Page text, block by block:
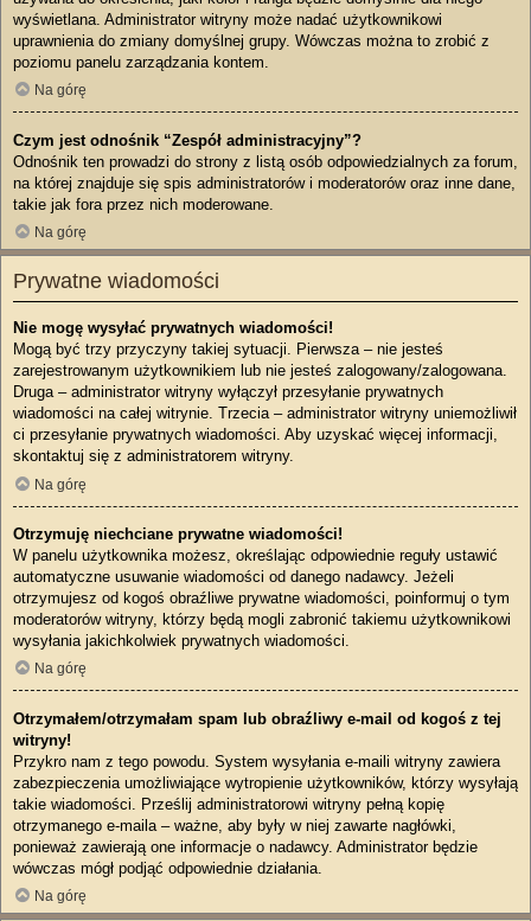
wyświetlana. Administrator witryny może nadać użytkownikowi
uprawnienia do zmiany domyślnej grupy. Wówczas można to zrobić z
poziomu panelu zarządzania kontem.
Na górę
Czym jest odnośnik “Zespół administracyjny”?
Odnośnik ten prowadzi do strony z listą osób odpowiedzialnych za forum,
na której znajduje się spis administratorów i moderatorów oraz inne dane,
takie jak fora przez nich moderowane.
Na górę
Prywatne wiadomości
Nie mogę wysyłać prywatnych wiadomości!
Mogą być trzy przyczyny takiej sytuacji. Pierwsza – nie jesteś
zarejestrowanym użytkownikiem lub nie jesteś zalogowany/zalogowana.
Druga – administrator witryny wyłączył przesyłanie prywatnych
wiadomości na całej witrynie. Trzecia – administrator witryny uniemożliwił
ci przesyłanie prywatnych wiadomości. Aby uzyskać więcej informacji,
skontaktuj się z administratorem witryny.
Na górę
Otrzymuję niechciane prywatne wiadomości!
W panelu użytkownika możesz, określając odpowiednie reguły ustawić
automatyczne usuwanie wiadomości od danego nadawcy. Jeżeli
otrzymujesz od kogoś obraźliwe prywatne wiadomości, poinformuj o tym
moderatorów witryny, którzy będą mogli zabronić takiemu użytkownikowi
wysyłania jakichkolwiek prywatnych wiadomości.
Na górę
Otrzymałem/otrzymałam spam lub obraźliwy e-mail od kogoś z tej
witryny!
Przykro nam z tego powodu. System wysyłania e-maili witryny zawiera
zabezpieczenia umożliwiające wytropienie użytkowników, którzy wysyłają
takie wiadomości. Prześlij administratorowi witryny pełną kopię
otrzymanego e-maila – ważne, aby były w niej zawarte nagłówki,
ponieważ zawierają one informacje o nadawcy. Administrator będzie
wówczas mógł podjąć odpowiednie działania.
Na górę